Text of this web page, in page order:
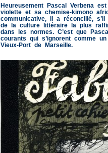
Heureusement Pascal Verbena
violette et sa chemise-kimono
communicative, il a réconcilié,
de la culture littéraire la plus
dans les normes. C’est que
courants qui s’ignorent comme
Vieux-Port de Marseille.